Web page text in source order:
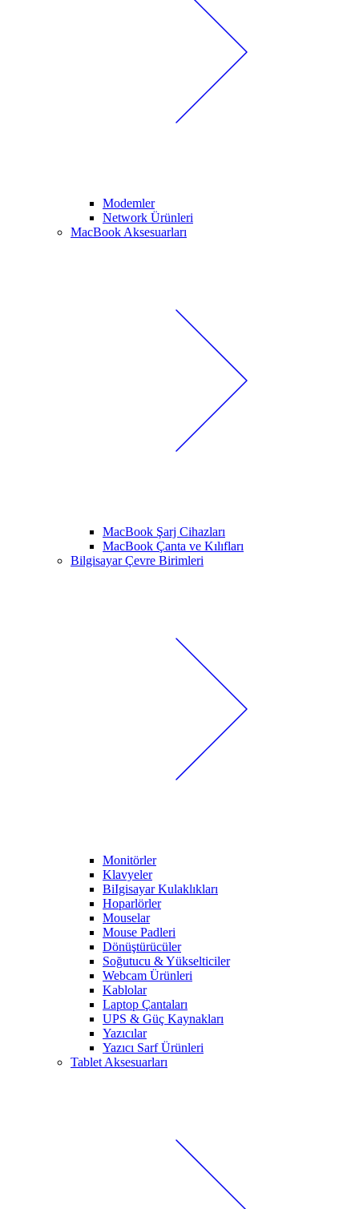
Modemler
Network Ürünleri
MacBook Aksesuarları
MacBook Şarj Cihazları
MacBook Çanta ve Kılıfları
Bilgisayar Çevre Birimleri
Monitörler
Klavyeler
BiIgisayar Kulaklıkları
Hoparlörler
Mouselar
Mouse Padleri
Dönüştürücüler
Soğutucu & Yükselticiler
Webcam Ürünleri
Kablolar
Laptop Çantaları
UPS & Güç Kaynakları
Yazıcılar
Yazıcı Sarf Ürünleri
Tablet Aksesuarları